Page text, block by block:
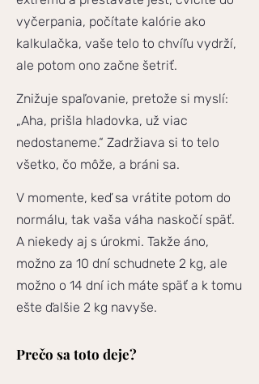
vyčerpania, počítate kalórie ako
kalkulačka, vaše telo to chvíľu vydrží,
ale potom ono začne šetriť.
Znižuje spaľovanie, pretože si myslí:
„Aha, prišla hladovka, už viac
nedostaneme.“ Zadržiava si to telo
všetko, čo môže, a bráni sa.
V momente, keď sa vrátite potom do
normálu, tak vaša váha naskočí späť.
A niekedy aj s úrokmi. Takže áno,
možno za 10 dní schudnete 2 kg, ale
možno o 14 dní ich máte späť a k tomu
ešte ďalšie 2 kg navyše.
Prečo sa toto deje?